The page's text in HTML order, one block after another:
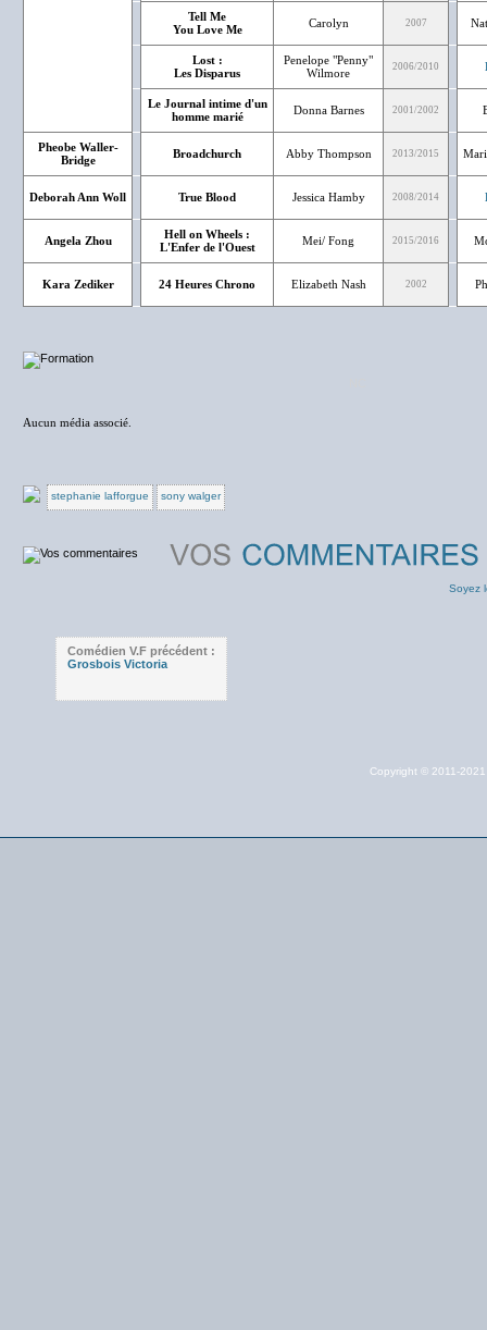
Tell Me
You Love Me
Carolyn 2007
Lost :
Les Disparus
Penelope "Penny"
Wilmore
2006/2010
Le Journal intime d'un
homme marié
Donna Barnes 2001/2002
Pheobe Waller-
Bridge
Broadchurch Abby Thompson 2013/2015
Deborah Ann Woll True Blood Jessica Hamby 2008/2014
Angela Zhou
Hell on Wheels :
L'Enfer de l'Ouest
Mei/ Fong 2015/2016
Kara Zediker 24 Heures Chrono Elizabeth Nash 2002
Aucun média associé.
stephanie lafforgue sony walger
Soyez
Comédien V.F précédent :
Grosbois Victoria
Copyright © 2011-